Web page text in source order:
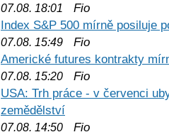
07.08. 18:01
Fio
Index S&P 500 mírně posiluje
07.08. 15:49 Fio
Americké futures kontrakty
07.08. 15:20 Fio
USA: Trh práce - v červenci
zemědělství
07.08. 14:50 Fio